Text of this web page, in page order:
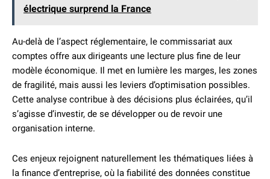
électrique surprend la France
Au-delà de l’aspect réglementaire, le commissariat aux
comptes offre aux dirigeants une lecture plus fine de leur
modèle économique. Il met en lumière les marges, les zones
de fragilité, mais aussi les leviers d’optimisation possibles.
Cette analyse contribue à des décisions plus éclairées, qu’il
s’agisse d’investir, de se développer ou de revoir une
organisation interne.
Ces enjeux rejoignent naturellement les thématiques liées à
la finance d’entreprise, où la fiabilité des données constitue